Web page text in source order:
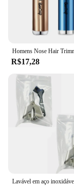
R$17,28